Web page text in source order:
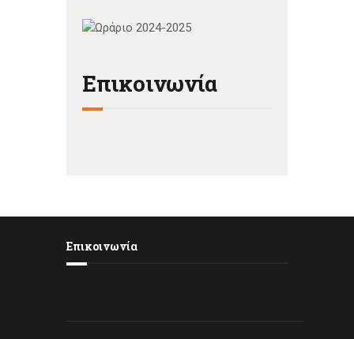
Επικοινωνία
Επικοινωνία